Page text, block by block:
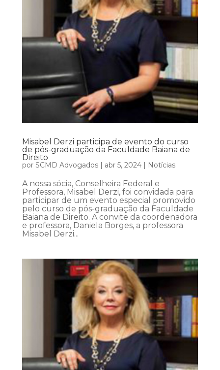
Misabel Derzi participa de evento do curso
de pós-graduação da Faculdade Baiana de
Direito
por SCMD Advogados| abr 5, 2024| Notícias
A nossa sócia, Conselheira Federal e
Professora, Misabel Derzi, foi convidada para
participar de um evento especial promovido
pelo curso de pós-graduação da Faculdade
Baiana de Direito. A convite da coordenadora
e professora, Daniela Borges, a professora
Misabel Derzi...